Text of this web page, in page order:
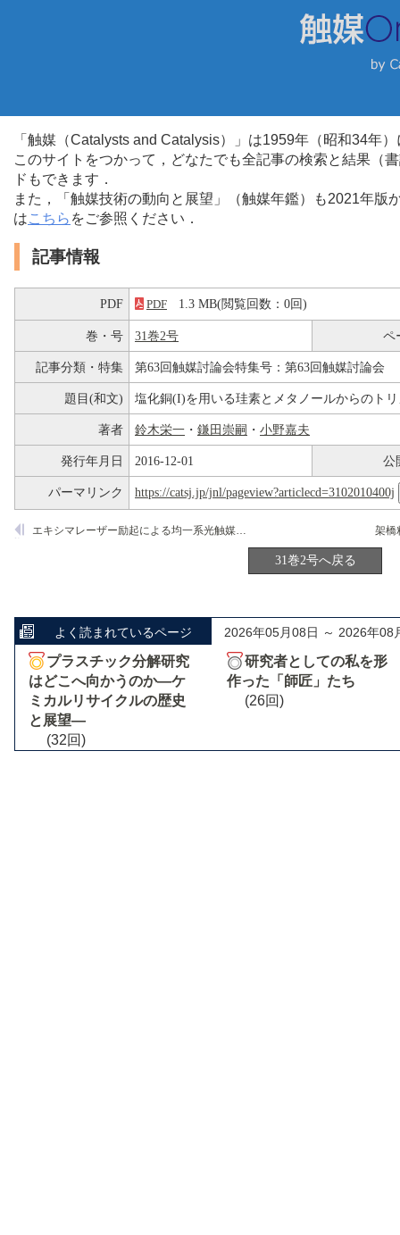
「触媒（Catalysts and Catalysis）」は1959年（昭和34年
このサイトをつかって，どなたでも全記事の検索と結果（
ドもできます．
また，「触媒技術の動向と展望」（触媒年鑑）も2021年
はこちら をご参照ください．
記事情報
PDF PDF 1.3 MB(閲覧回数：0回)
巻・号 31巻2号 ペ
記事分類・特集 第63回触媒討論会特集号：第63回触媒討論会
題目(和文) 塩化銅(I)を用いる珪素とメタノールからのト
著者 鈴木栄一 ・ 鎌田崇嗣 ・ 小野嘉夫
発行年月日 2016-12-01 公
パーマリンク https://catsj.jp/jnl/pageview?articlecd=3102010400j
エキシマレーザー励起による均一系光触媒反応
31巻2号へ戻る
よく読まれているページ 2026年05月08日 ～ 2026年08
プラスチック分解研究
はどこへ向かうのか―ケ
ミカルリサイクルの歴史
と展望―
(32回)
研究者としての私を形
作った「師匠」たち
(26回)